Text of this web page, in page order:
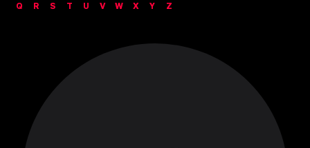
Q
R S T U V W X Y Z